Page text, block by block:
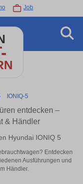
Job
IONIQ-5
entdecken –
& Händler
Hyundai IONIQ 5
Entdecken
Ausführungen und
Händler.